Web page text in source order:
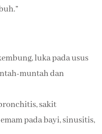
luka pada usus
muntah dan
sakit
pada bayi, sinusitis,